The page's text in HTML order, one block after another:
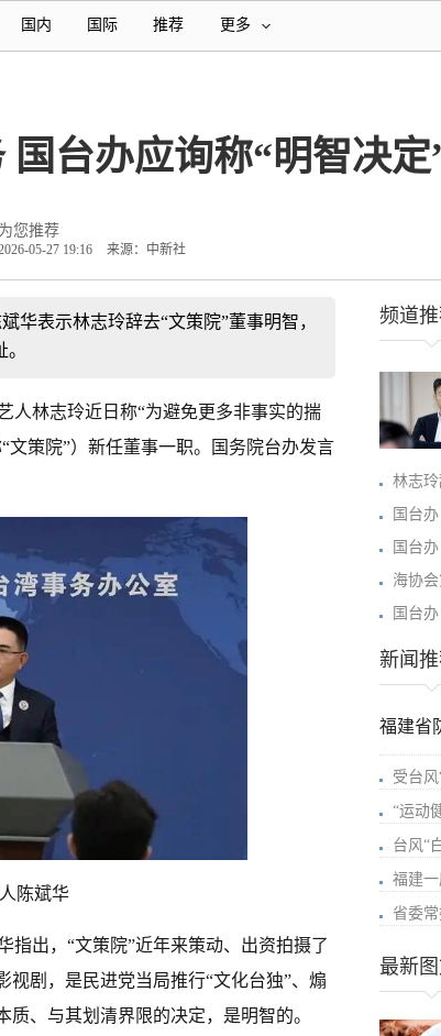
国内 国际 推荐 更多
台办应询称“明智决定
为您推荐
05-27 19:16 来源：中新社
华表示林志玲辞去“文策院”董事明智，
人林志玲近日称“为避免更多非事实的揣
文策院”）新任董事一职。国务院台办发言
陈斌华
指出，“文策院”近年来策动、出资拍摄了
视剧，是民进党当局推行“文化台独”、煽
、与其划清界限的决定，是明智的。
频道
林志玲
国台
国台
海协
国台
新闻
福建省
受台
“运动
台风“
福建
省委
最新